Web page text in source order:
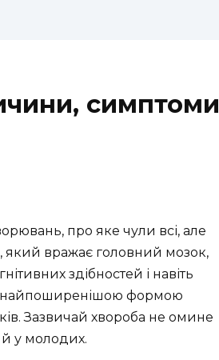
симптоми
про яке чули всі, але
який вражає головний мозок,
здібностей і навіть
найпоширенішою формою
Зазвичай хвороба не омине
у молодих.